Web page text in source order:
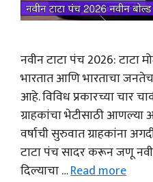
नवीन टाटा पंच 2026: टाटा
भारतात आणि भारताचा
आहे. विविध प्रकारच्या चार
ग्राहकांचा भेटीसाठी आणल्या
वर्षाची सुरुवात ग्राहकांना
टाटा पंच सादर करून जणू
दिल्याचा …Read more